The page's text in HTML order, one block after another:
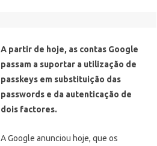
A partir de hoje, as contas Google
passam a suportar a utilização de
passkeys em substituição das
passwords e da autenticação de
dois factores.
A Google anunciou hoje, que os